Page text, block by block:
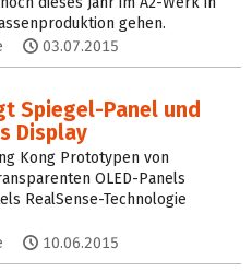
gehen.
03.07.2015
Spiegel‑Panel und
Display
Kong Prototypen von
OLED-Panels
RealSense-Technologie
10.06.2015